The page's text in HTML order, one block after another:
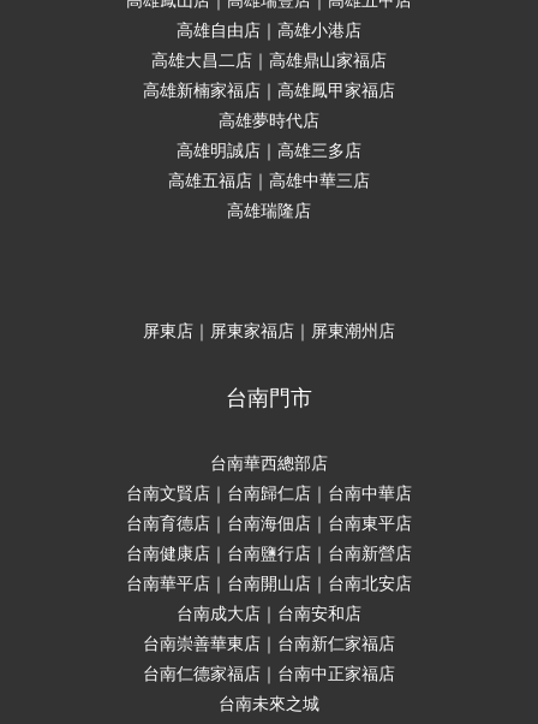
高雄自由店｜高雄小港店
高雄大昌二店｜高雄鼎山家福店
高雄新楠家福店｜高雄鳳甲家福店
高雄夢時代店
高雄明誠店｜高雄三多店
高雄五福店｜高雄中華三店
高雄瑞隆店
屏東店｜屏東家福店｜屏東潮州店
台南門市
台南華西總部店
台南文賢店｜台南歸仁店｜台南中華店
台南育德店｜台南海佃店｜台南東平店
台南健康店｜台南鹽行店｜台南新營店
台南華平店｜台南開山店｜台南北安店
台南成大店｜台南安和店
台南崇善華東店｜台南新仁家福店
台南仁德家福店｜台南中正家福店
台南未來之城